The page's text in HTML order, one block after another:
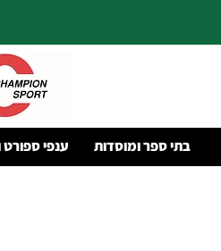
בתי ספר ומוסדות ענפי ספורט